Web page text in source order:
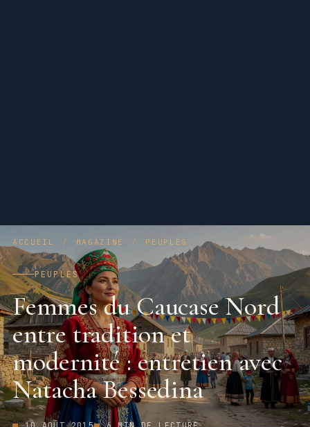
ACCUEIL / MAGAZINE / PEUPLES
PEUPLES
Femmes du Caucase Nord
entre tradition et
modernité : entretien avec
Natacha Bessedina